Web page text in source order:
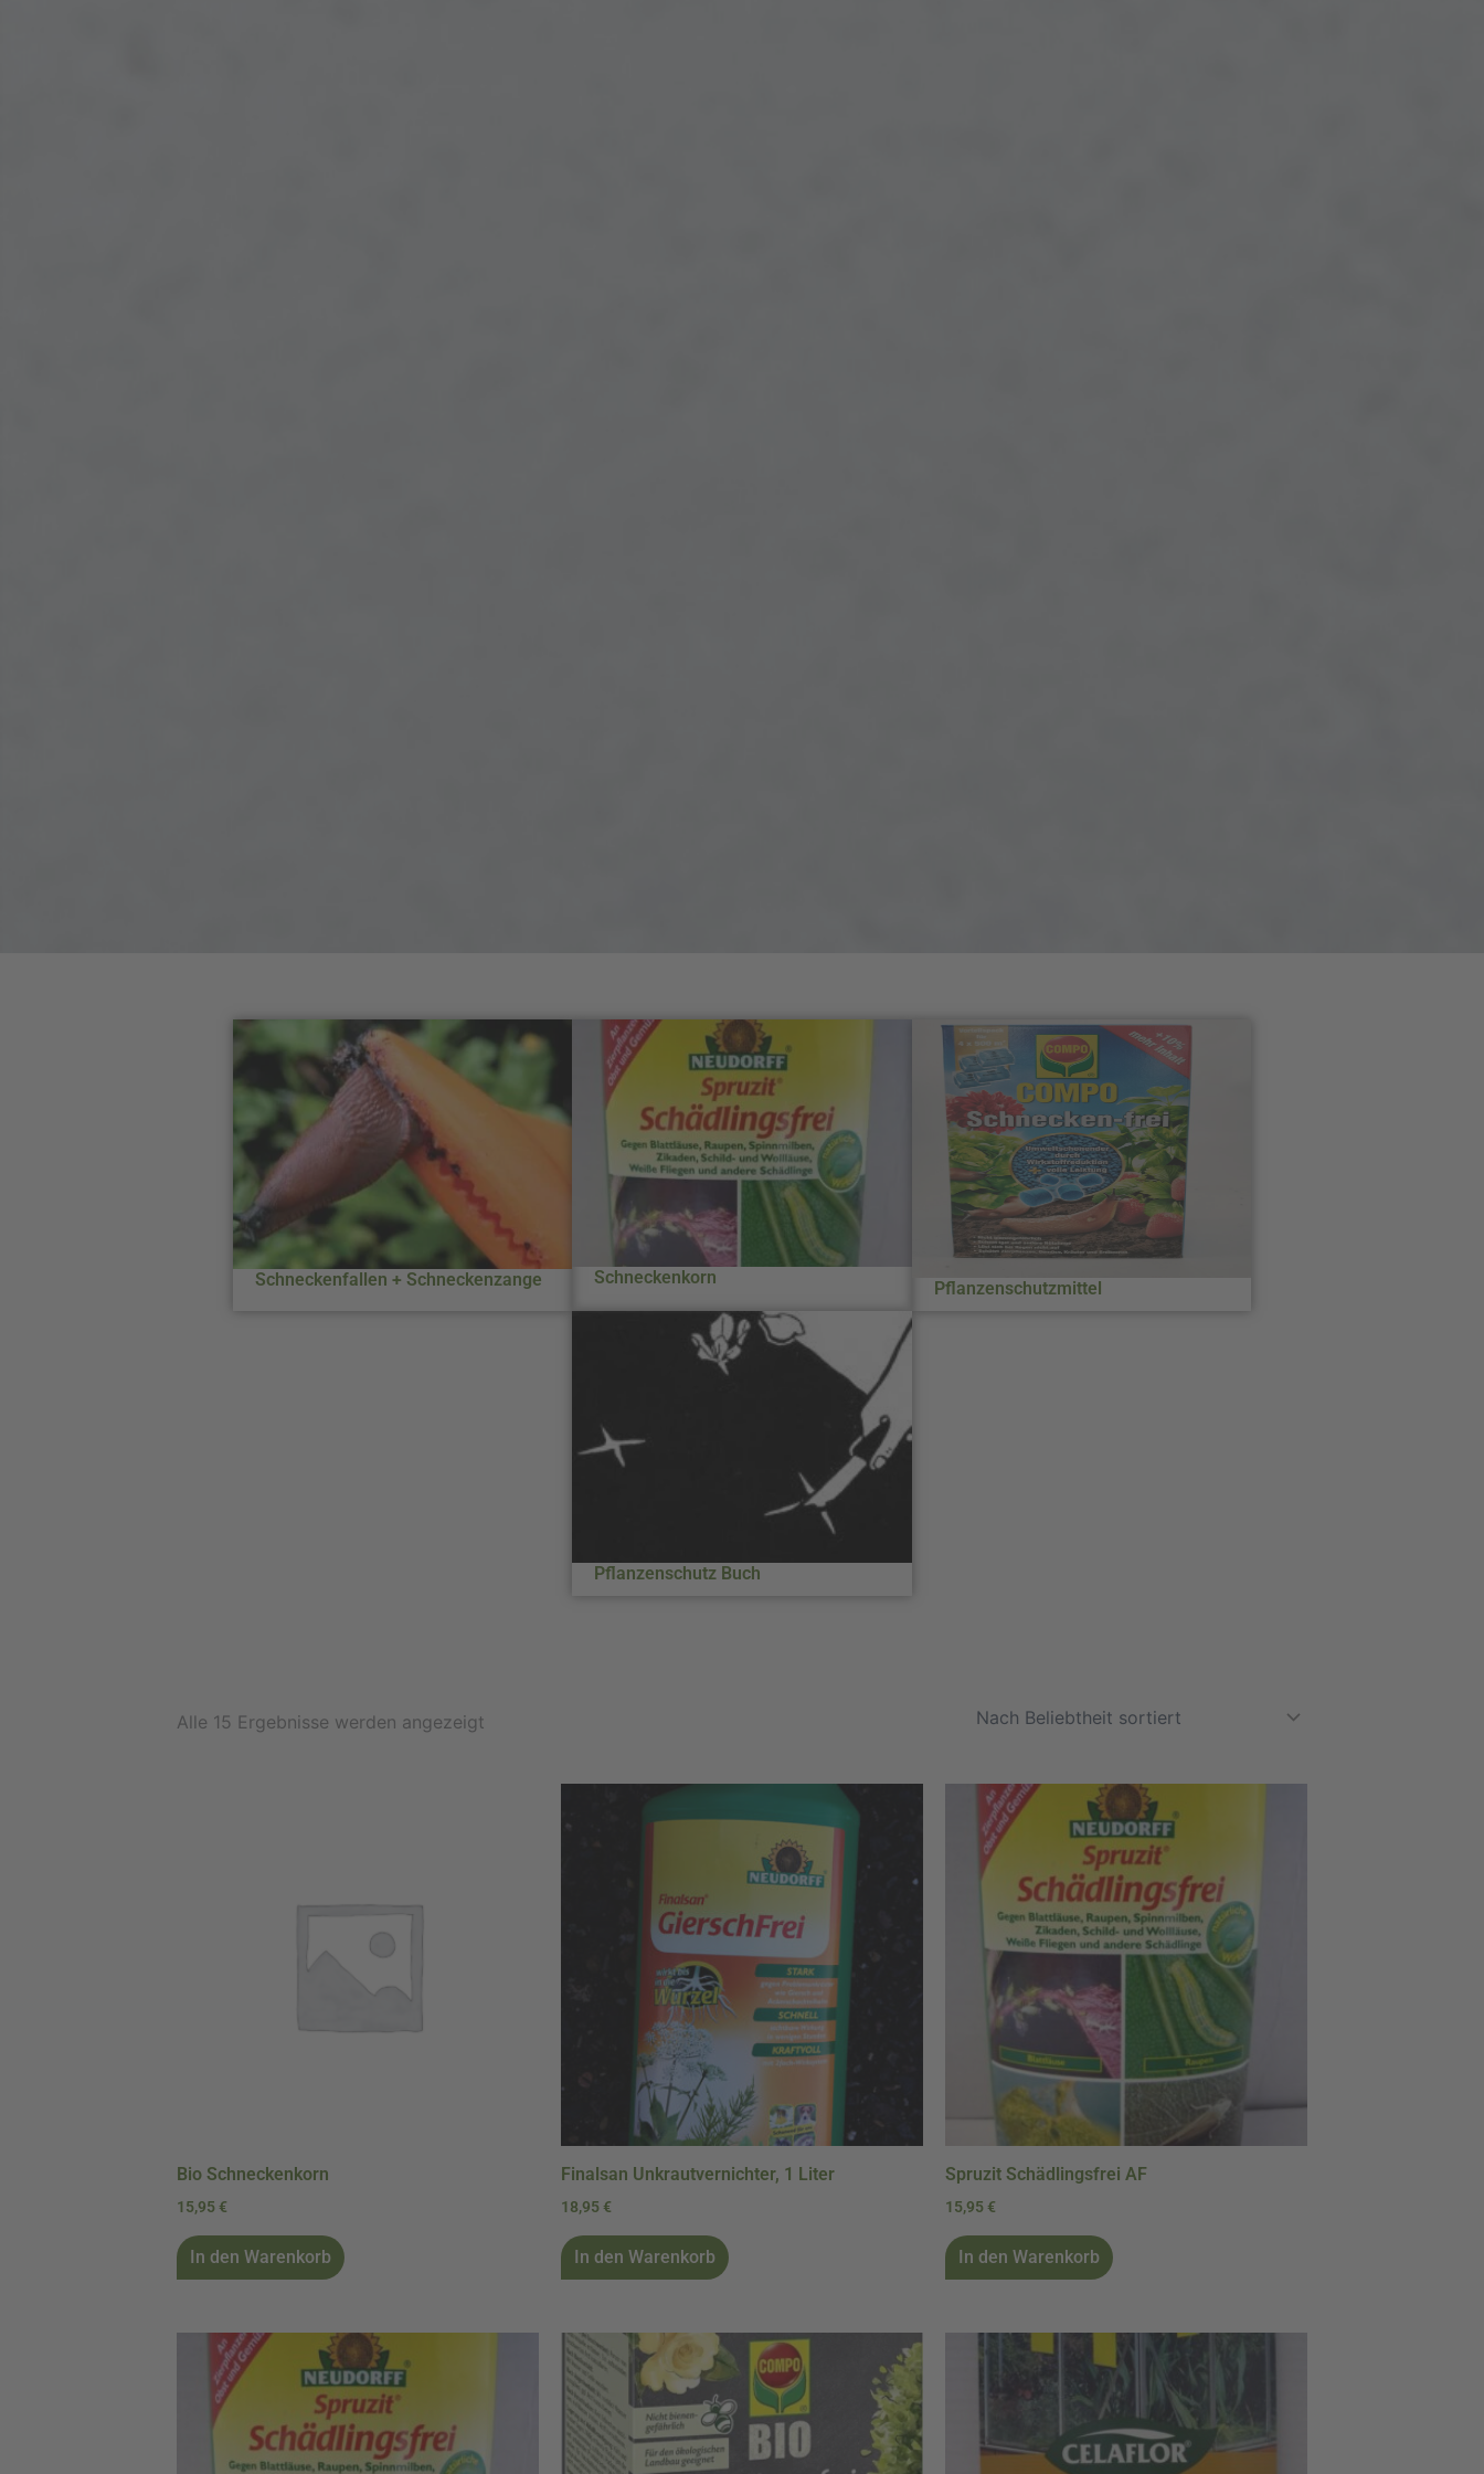
Schneckenfallen + Schneckenzange Schneckenkorn
Pflanzenschutzmittel
Pflanzenschutz Buch
Alle 15 Ergebnisse werden angezeigt
Bio Schneckenkorn
15,95€
In den Warenkorb
Finalsan Unkrautvernichter, 1 Liter
18,95€
In den Warenkorb
Spruzit Schädlingsfrei AF
15,95€
In den Warenkorb